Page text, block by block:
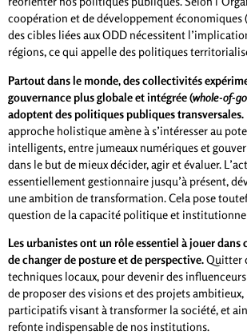
coopération et de développement économiques
des cibles liées aux ODD nécessitent
régions, ce qui appelle des politiques
Partout dans le monde, des collectivités
gouvernance plus globale et intégrée (whole-of-
adoptent des politiques publiques transversales.
approche holistique amène à s’intéresser au
intelligents, entre jumeaux numériques et
dans le but de mieux décider, agir et évaluer.
essentiellement gestionnaire jusqu’à présent,
une ambition de transformation. Cela pose
question de la capacité politique et
Les urbanistes ont un rôle essentiel à jouer dans
de changer de posture et de perspective.Quitter
techniques locaux, pour devenir des
de proposer des visions et des projets
participatifs visant à transformer la société, et
refonte indispensable de nos institutions.